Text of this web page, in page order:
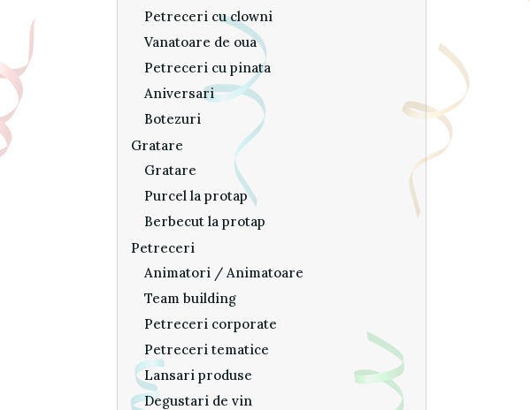
Petreceri cu clowni
Vanatoare de oua
Petreceri cu pinata
Aniversari
Botezuri
Gratare
Gratare
Purcel la protap
Berbecut la protap
Petreceri
Animatori / Animatoare
Team building
Petreceri corporate
Petreceri tematice
Lansari produse
Degustari de vin